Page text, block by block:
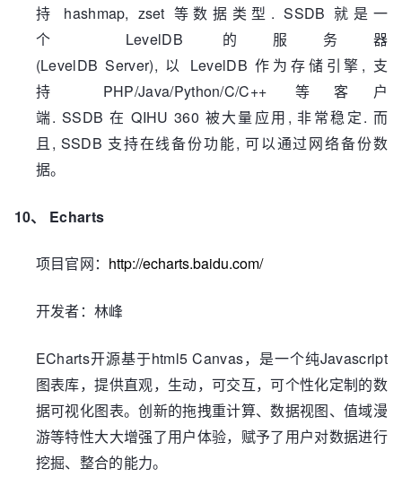
持
hashmap, zset 等数据类型 . SSDB就是一
个
LevelDB 的服务器
(LevelDB Server), 以 LevelDB 作为存储引擎 ,
支
持
PHP/Java/Python/C/C++
等客户
端. SSDB 在 QIHU 360 被大量应用 , 非常稳定 . 而
且 , SSDB 支持在线备份功能, 可以通过网络备份数
据。
10、 Echarts
项目官网： http://echarts.baidu.com/
开发者：林峰
ECharts开源基于html5 Canvas，是一个纯Javascript
图表库，提供直观，生动，可交互，可个性化定制的数
据可视化图表。创新的拖拽重计算、数据视图、值域漫
游等特性大大增强了用户体验，赋予了用户对数据进行
挖掘、整合的能力。